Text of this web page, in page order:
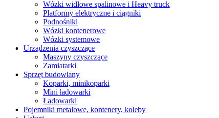
Wózki widłowe spalinowe i Heavy truck
Platformy elektryczne i ciągniki
Podnośniki
Wózki kontenerowe
Wózki systemowe
Urządzenia czyszczące
Maszyny czyszczące
Zamiatarki
Sprzęt budowlany
Koparki, minikoparki
Mini ładowarki
Ładowarki
Pojemniki metalowe, kontenery, koleby